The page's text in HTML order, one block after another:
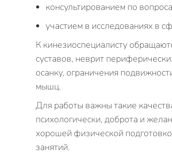
консультированием по
участием в исследованиях в
К кинезиоспециалисту
суставов, неврит
осанку, ограничения
мышц.
Для работы важны такие
психологически, доброта и
хорошей физической
занятий.